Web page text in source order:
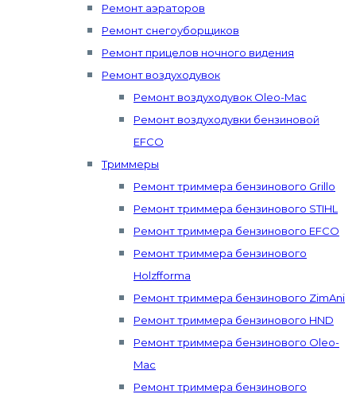
Ремонт аэраторов
Ремонт снегоуборщиков
Ремонт прицелов ночного видения
Ремонт воздуходувок
Ремонт воздуходувок Oleo-Mac
Ремонт воздуходувки бензиновой
EFCO
Триммеры
Ремонт триммера бензинового Grillo
Ремонт триммера бензинового STIHL
Ремонт триммера бензинового EFCO
Ремонт триммера бензинового
Holzfforma
Ремонт триммера бензинового ZimAni
Ремонт триммера бензинового HND
Ремонт триммера бензинового Oleo-
Mac
Ремонт триммера бензинового